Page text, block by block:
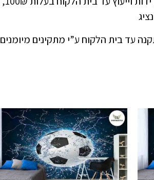
עד בית הלקוח ע”י מתקינים מיומנים